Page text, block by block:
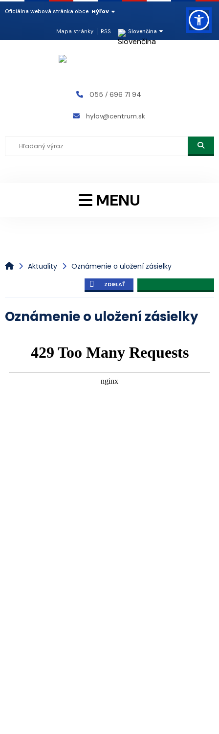
Oficiálna webová stránka obce Hýľov
Mapa stránky RSS Slovenčina
055 / 696 71 94
hylov@centrum.sk
MENU
Aktuality Oznámenie o uložení zásielky
ZDIELAŤ
Oznámenie o uložení zásielky